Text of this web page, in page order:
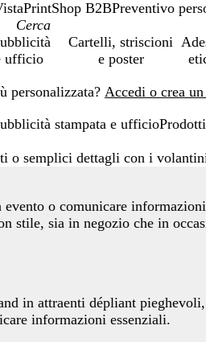
PrintShop B2BPreventivo
ufficio
Cartelli, striscioni
e poster
personalizzata? Accedi o crea
stampata e ufficio
o semplici dettagli con i
o comunicare
stile, sia in negozio che in
in attraenti dépliant
informazioni essenziali.